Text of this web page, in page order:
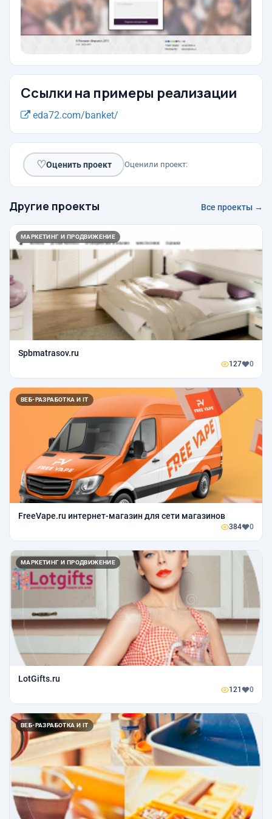
Ссылки на примеры реализации
eda72.com/banket/
♡Оценить проект Оценили проект:
Другие проекты Все проекты →
МАРКЕТИНГ И ПРОДВИЖЕНИЕ
Spbmatrasov.ru
127 0
ВЕБ-РАЗРАБОТКА И IT
FreeVape.ru интернет-магазин для сети магазинов
384 0
МАРКЕТИНГ И ПРОДВИЖЕНИЕ
LotGifts.ru
121 0
ВЕБ-РАЗРАБОТКА И IT